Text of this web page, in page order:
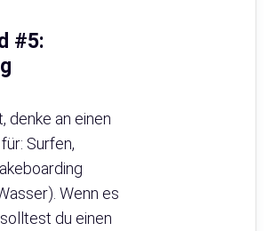
#5:
denke an einen
Surfen,
Wenn es
du einen